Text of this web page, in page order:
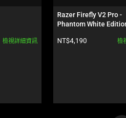
檢視詳細資訊
Razer Firefly V2 Pro -
Phantom White
產品價格:
NT$4,190 檢